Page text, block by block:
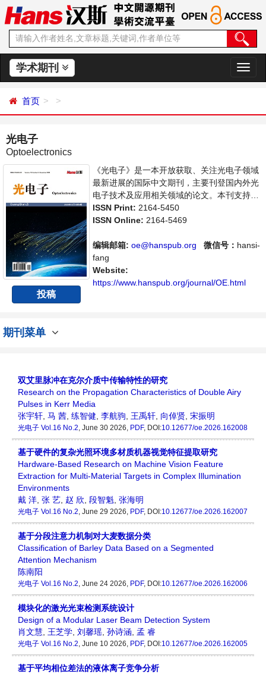
学术期刊
切
换
首页
光电子
Optoelectronics
投稿
《光电子》是一本开放获取、关注光电子领域
最新进展的国际中文期刊，主要刊登国内外光
电子技术及应用相关领域的论文。本刊支持思
想创新、学术创新，倡导科学，繁荣学术，集
学术性、思想性为一体，旨在给世界范围内的
和讨论光电子领域内不同方向问题与发展的交
流平台。
ISSN Print: 2164-5450
ISSN Online: 2164-5469
编辑邮箱: oe@hanspub.org 微信号： hansi-
fang
Website:
https://www.hanspub.org/journal/OE.html
期刊菜单
双艾里脉冲在克尔介质中传输特性的研究
Research on the Propagation Characteristics of Double Airy
Pulses in Kerr Media
张宇轩, 马 茜, 练智健, 李航驹, 王禹轩, 向倬贤, 宋振明
光电子 Vol.16 No.2, June 30 2026, PDF, DOI:10.12677/oe.2026.162008
基于硬件的复杂光照环境多材质机器视觉特征提取研究
Hardware-Based Research on Machine Vision Feature
Extraction for Multi-Material Targets in Complex Illumination
Environments
戴 洋, 张 艺, 赵 欣, 段智魁, 张海明
光电子 Vol.16 No.2, June 29 2026, PDF, DOI:10.12677/oe.2026.162007
基于分段注意力机制对大麦数据分类
Classification of Barley Data Based on a Segmented
Attention Mechanism
陈南阳
光电子 Vol.16 No.2, June 24 2026, PDF, DOI:10.12677/oe.2026.162006
模块化的激光光束检测系统设计
Design of a Modular Laser Beam Detection System
肖文慧, 王芝学, 刘馨瑶, 孙诗涵, 孟 睿
光电子 Vol.16 No.2, June 10 2026, PDF, DOI:10.12677/oe.2026.162005
基于平均相位差法的液体离子竞争分析